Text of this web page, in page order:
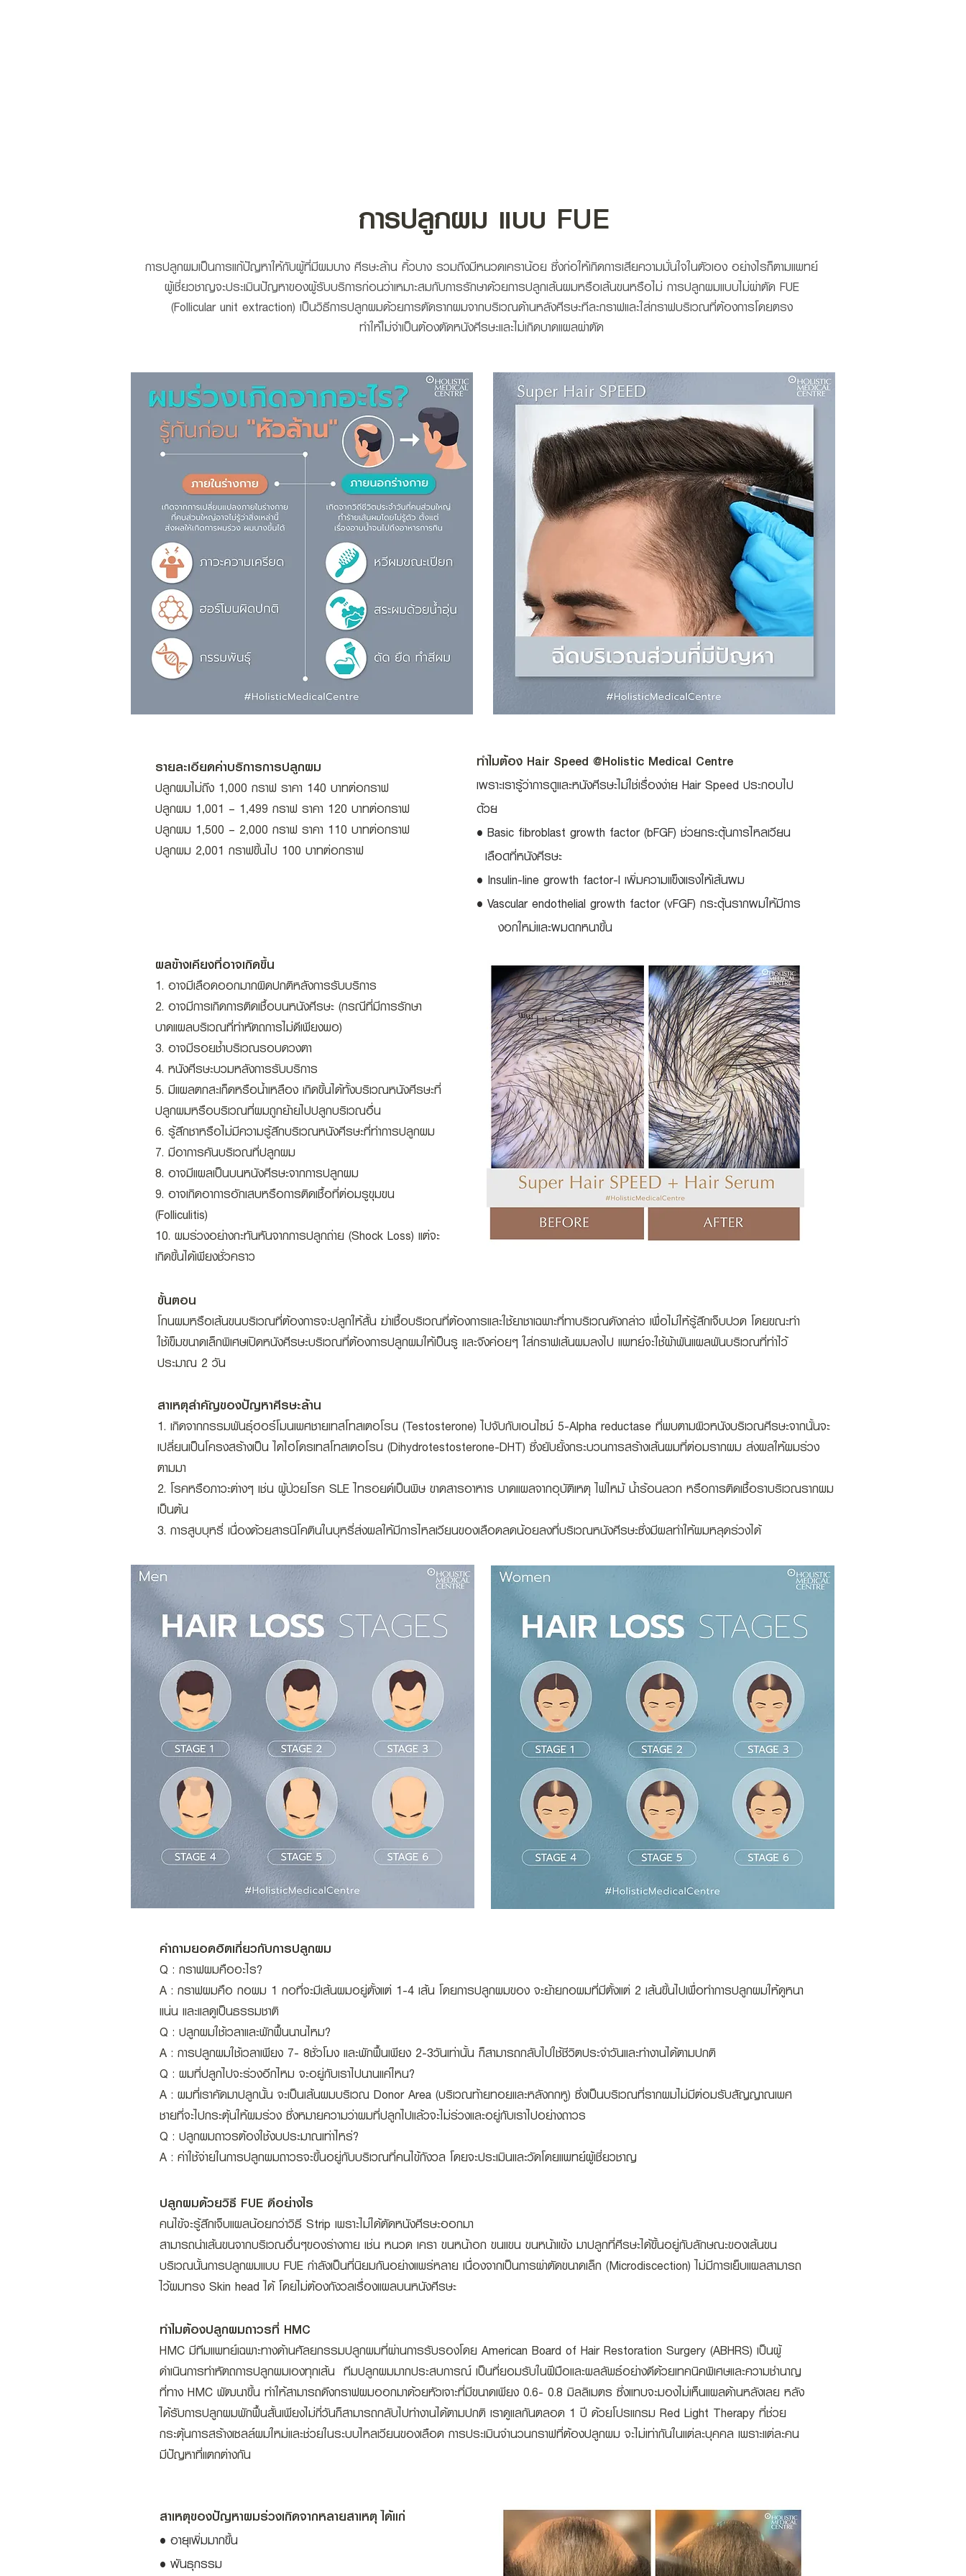
การปลูกผม แบบ FUE
การปลูกผมเป็นการแก้ปัญหาให้กับผู้ที่มีผมบาง ศีรษะล้าน คิ้วบาง รวมถึงมีหนวดเคราน้อย ซึ่งก่อให้เกิดการเสียความมั่นใจในตัวเอง อย่างไรก็ตามแพทย์
ผู้เชี่ยวชาญจะประเมินปัญหาของผู้รับบริการก่อนว่าเหมาะสมกับการรักษาด้วยการปลูกเส้นผมหรือเส้นขนหรือไม่ การปลูกผมแบบไม่ผ่าตัด FUE
(Follicular unit extraction) เป็นวิธีการปลูกผมด้วยการตัดรากผมจากบริเวณด้านหลังศีรษะทีละกราฟและใส่กราฟบริเวณที่ต้องการโดยตรง
ทำให้ไม่จำเป็นต้องตัดหนังศีรษะและไม่เกิดบาดแผลผ่าตัด
รายละเอียดค่าบริการการปลูกผม
ปลูกผมไม่ถึง 1,000 กราฟ ราคา 140 บาทต่อกราฟ
ปลูกผม 1,001 – 1,499 กราฟ ราคา 120 บาทต่อกราฟ
ปลูกผม 1,500 – 2,000 กราฟ ราคา 110 บาทต่อกราฟ
ปลูกผม 2,001 กราฟขึ้นไป 100 บาทต่อกราฟ
ผลข้างเคียงที่อาจเกิดขึ้น
1. อาจมีเลือดออกมากผิดปกติหลังการรับบริการ
2. อาจมีการเกิดการติดเชื้อบนหนังศีรษะ (กรณีที่มีการรักษา
บาดแผลบริเวณที่ทำหัตถการไม่ดีเพียงพอ)
3. อาจมีรอยช้ำบริเวณรอบดวงตา
4. หนังศีรษะบวมหลังการรับบริการ
5. มีแผลตกสะเก็ดหรือน้ำเหลือง เกิดขึ้นได้ทั้งบริเวณหนังศีรษะที่
ปลูกผมหรือบริเวณที่ผมถูกย้ายไปปลูกบริเวณอื่น
6. รู้สึกชาหรือไม่มีความรู้สึกบริเวณหนังศีรษะที่ทำการปลูกผม
7. มีอาการคันบริเวณที่ปลูกผม
8. อาจมีแผลเป็นบนหนังศีรษะจากการปลูกผม
9. อาจเกิดอาการอักเสบหรือการติดเชื้อที่ต่อมรูขุมขน
(Folliculitis)
10. ผมร่วงอย่างกะทันหันจากการปลูกถ่าย (Shock Loss) แต่จะ
เกิดขึ้นได้เพียงชั่วคราว​
ทำไมต้อง Hair Speed @Holistic Medical Centre
เพราะเรารู้ว่าการดูและหนังศีรษะไม่ใช่เรื่องง่าย Hair Speed ประกอบไป
ด้วย
• Basic fibroblast growth factor (bFGF) ช่วยกระตุ้นการไหลเวียน
เลือดที่หนังศีรษะ
• Insulin-line growth factor-l เพิ่มความแข็งแรงให้เส้นผม
• Vascular endothelial growth factor (vFGF) กระตุ้นรากผมให้มีการ
งอกใหม่และผมดกหนาขึ้น
ขั้นตอน
โกนผมหรือเส้นขนบริเวณที่ต้องการจะปลูกให้สั้น ฆ่าเชื้อบริเวณที่ต้องการและใช้ยาชาเฉพาะที่ทาบริเวณดังกล่าว เพื่อไม่ให้รู้สึกเจ็บปวด โดยขณะทำ
ใช้เข็มขนาดเล็กพิเศษเปิดหนังศีรษะบริเวณที่ต้องการปลูกผมให้เป็นรู และจึงค่อยๆ ใส่กราฟเส้นผมลงไป แพทย์จะใช้ผ้าพันแผลพันบริเวณที่ทำไว้
ประมาณ 2 วัน
สาเหตุสำคัญของปัญหาศีรษะล้าน
1. เกิดจากกรรมพันธุ์ฮอร์โมนเพศชายเทสโทสเตอโรน (Testosterone) ไปจับกับเอนไซม์ 5-Alpha reductase ที่พบตามผิวหนังบริเวณศีรษะจากนั้นจะ
เปลี่ยนเป็นโครงสร้างเป็น ไดไฮโดรเทสโทสเตอโรน (Dihydrotestosterone-DHT) ซึ่งยับยั้งกระบวนการสร้างเส้นผมที่ต่อมรากผม ส่งผลให้ผมร่วง
ตามมา
2. โรคหรือภาวะต่างๆ เช่น ผู้ป่วยโรค SLE ไทรอยด์เป็นพิษ ขาดสารอาหาร บาดแผลจากอุบัติเหตุ ไฟไหม้ น้ำร้อนลวก หรือการติดเชื้อราบริเวณรากผม
เป็นต้น
3. การสูบบุหรี่ เนื่องด้วยสารนิโคตินในบุหรี่ส่งผลให้มีการไหลเวียนของเลือดลดน้อยลงที่บริเวณหนังศีรษะซึ่งมีผลทำให้ผมหลุดร่วงได้
คำถามยอดฮิตเกี่ยวกับการปลูกผม
Q : กราฟผมคืออะไร?
A : กราฟผมคือ กอผม 1 กอที่จะมีเส้นผมอยู่ตั้งแต่ 1-4 เส้น โดยการปลูกผมของ จะย้ายกอผมที่มีตั้งแต่ 2 เส้นขึ้นไปเพื่อทำการปลูกผมให้ดูหนา
แน่น และแลดูเป็นธรรมชาติ
Q : ปลูกผมใช้เวลาและพักฟื้นนานไหม?
A : การปลูกผมใช้เวลาเพียง 7- 8ชั่วโมง และพักฟื้นเพียง 2-3วันเท่านั้น ก็สามารถกลับไปใช้ชีวิตประจำวันและทำงานได้ตามปกติ
Q : ผมที่ปลูกไปจะร่วงอีกไหม จะอยู่กับเราไปนานแค่ไหน?
A : ผมที่เราคัดมาปลูกนั้น จะเป็นเส้นผมบริเวณ Donor Area (บริเวณท้ายทอยและหลังกกหู) ซึ่งเป็นบริเวณที่รากผมไม่มีต่อมรับสัญญาณเพศ
ชายที่จะไปกระตุ้นให้ผมร่วง ซึ่งหมายความว่าผมที่ปลูกไปแล้วจะไม่ร่วงและอยู่กับเราไปอย่างถาวร
Q : ปลูกผมถาวรต้องใช้งบประมาณเท่าไหร่?
A : ค่าใช้จ่ายในการปลูกผมถาวรจะขึ้นอยู่กับบริเวณที่คนไข้กังวล โดยจะประเมินและวัดโดยแพทย์ผู้เชี่ยวชาญ
ปลูกผมด้วยวิธี FUE ดีอย่างไร
คนไข้จะรู้สึกเจ็บแผลน้อยกว่าวิธี Strip เพราะไม่ได้ตัดหนังศีรษะออกมา
สามารถนำเส้นขนจากบริเวณอื่นๆของร่างกาย เช่น หนวด เครา ขนหน้าอก ขนแขน ขนหน้าแข้ง มาปลูกที่ศีรษะได้ขึ้นอยู่กับลักษณะของเส้นขน
บริเวณนั้นการปลูกผมแบบ FUE กำลังเป็นที่นิยมกันอย่างแพร่หลาย เนื่องจากเป็นการผ่าตัดขนาดเล็ก (Microdiscection) ไม่มีการเย็บแผลสามารถ
ไว้ผมทรง Skin head ได้ โดยไม่ต้องกังวลเรื่องแผลบนหนังศีรษะ
ทำไมต้องปลูกผมถาวรที่ HMC
HMC มีทีมแพทย์เฉพาะทางด้านศัลยกรรมปลูกผมที่ผ่านการรับรองโดย American Board of Hair Restoration Surgery (ABHRS) เป็นผู้
ดำเนินการทำหัตถการปลูกผมเองทุกเส้น ทีมปลูกผมมากประสบการณ์ เป็นที่ยอมรับในฝีมือและผลลัพธ์อย่างดีด้วยเทคนิคพิเศษและความชำนาญ
ที่ทาง HMC พัฒนาขึ้น ทำให้สามารถดึงกราฟผมออกมาด้วยหัวเจาะที่มีขนาดเพียง 0.6- 0.8 มิลลิเมตร ซึ่งแทบจะมองไม่เห็นแผลด้านหลังเลย หลัง
ได้รับการปลูกผมพักฟื้นสั้นเพียงไม่กี่วันก็สามารถกลับไปทำงานได้ตามปกติ เราดูแลกันตลอด 1 ปี ด้วยโปรแกรม Red Light Therapy ที่ช่วย
กระตุ้นการสร้างเซลล์ผมใหม่และช่วยในระบบไหลเวียนของเลือด การประเมินจำนวนกราฟที่ต้องปลูกผม จะไม่เท่ากันในแต่ละบุคคล เพราะแต่ละคน
มีปัญหาที่แตกต่างกัน
สาเหตุของปัญหาผมร่วงเกิดจากหลายสาเหตุ ได้แก่
• อายุเพิ่มมากขึ้น
• พันธุกรรม